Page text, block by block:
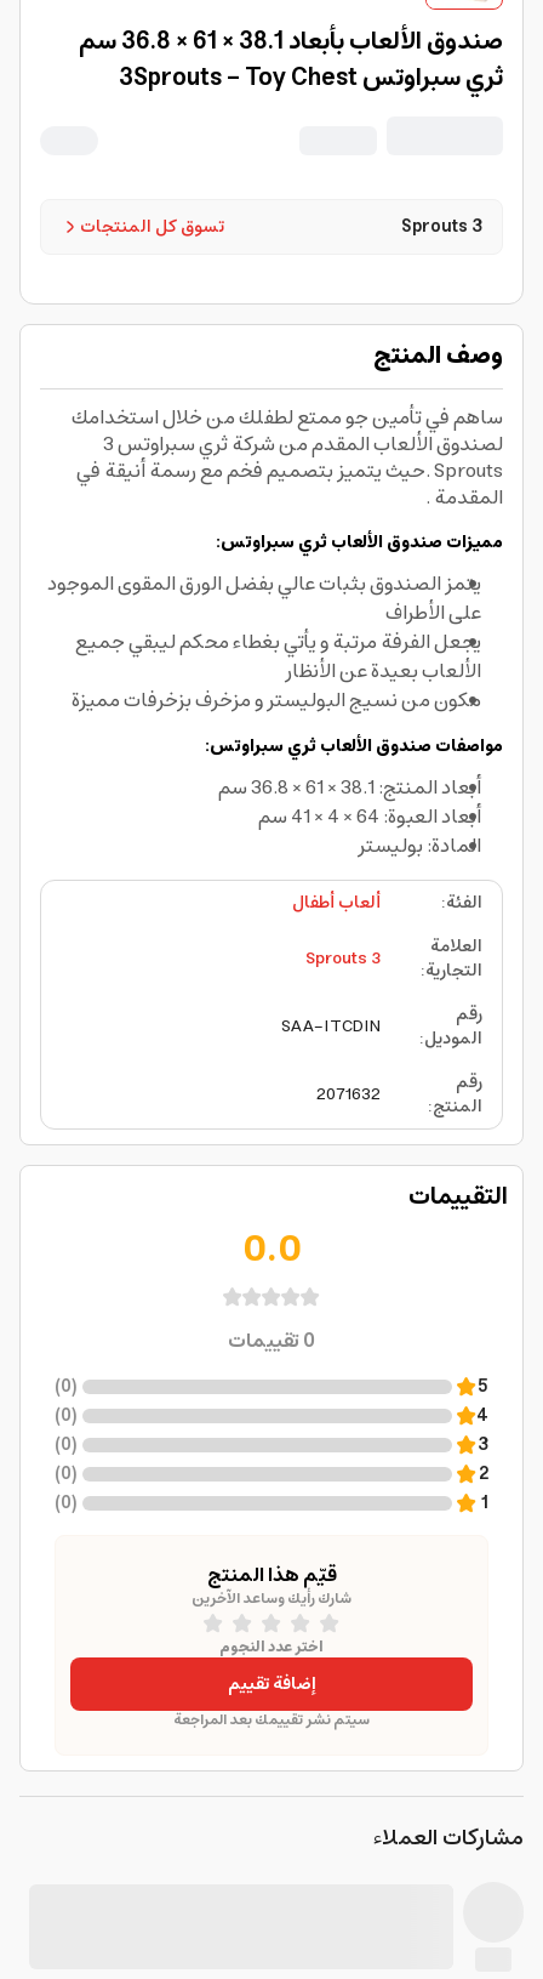
صندوق الألعاب بأبعاد 38.1 × 61 × 36.8 سم
ثري سبراوتس 3Sprouts - Toy Chest
تسوق كل المنتجات 3 Sprouts
وصف المنتج
ساهم في تأمين جو ممتع لطفلك من خلال استخدامك
لصندوق الألعاب المقدم من شركة ثري سبراوتس 3
Sprouts .حيث يتميز بتصميم فخم مع رسمة أنيقة في
المقدمة .
مميزات صندوق الألعاب ثري سبراوتس:
يتمز الصندوق بثبات عالي بفضل الورق المقوى الموجود
على الأطراف
يجعل الفرفة مرتبة و يأتي بغطاء محكم ليبقي جميع
الألعاب بعيدة عن الأنظار
مكون من نسيج البوليستر و مزخرف بزخرفات مميزة
مواصفات صندوق الألعاب ثري سبراوتس:
أبعاد المنتج: 38.1 × 61 × 36.8 سم
أبعاد العبوة: 64 × 4 × 41 سم
المادة: بوليستر
الفئة:
ألعاب أطفال
العلامة
التجارية:
3 Sprouts
رقم
الموديل:
SAA-ITCDIN
رقم
المنتج:
2071632
التقييمات
0.0
0تقييمات
5
(
0
)
4
(
0
)
3
(
0
)
2
(
0
)
1
(
0
)
قيّم هذا المنتج
شارك رأيك وساعد الآخرين
اختر عدد النجوم
إضافة تقييم
سيتم نشر تقييمك بعد المراجعة
مشاركات العملاء